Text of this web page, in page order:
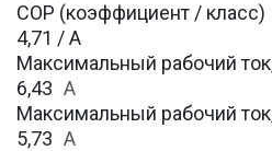
COP (коэффициент / класс)
4,71 / А
Максимальный рабочий
6,43 A
Максимальный рабочий
5,73 А